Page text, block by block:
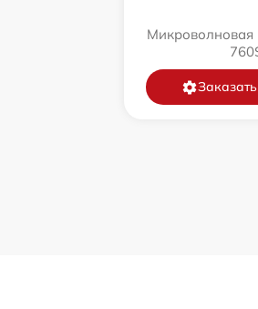
Микроволновая